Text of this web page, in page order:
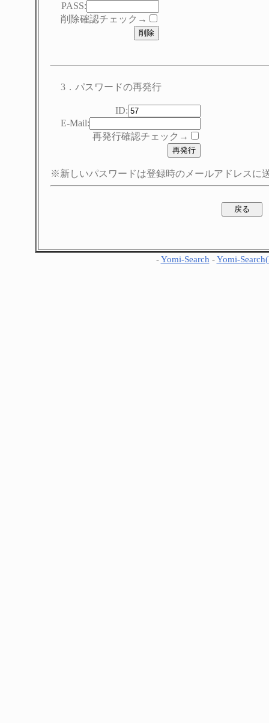
PASS:
削除確認チェック→
3．パスワードの再発行
ID:
E-Mail:
再発行確認チェック→
※新しいパスワードは登録時のメールアドレスに
-Yomi-Search -Yomi-